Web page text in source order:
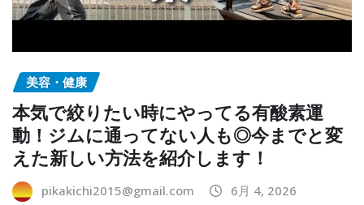
美容・健康
本気で絞りたい時にやってる有酸素運
動！ジムに通ってない人も◎今までと変
えた新しい方法を紹介します！
pikakichi2015@gmail.com 6月 4, 2026